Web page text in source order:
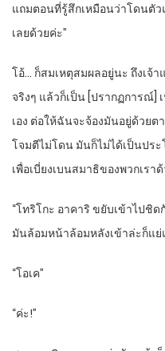
แถมตอนที่รู้สึกเหมือนว่าโดนตั
เลยด้วยค่ะ”
โอ้… ก็สมเหตุสมผลอยู่นะ ถึงเจ้
จริงๆ แล้วก็เป็น [ปรากฏการณ์
เอง ต่อให้ฉันจะจ้องมันอยู่ด้วย
โจมตีไม่โดน มันก็ไม่ได้เป็นปร
เพื่อเบี่ยงเบนสมาธิของพวกเรา
“โทริโกะ อาคาริ ขยับเข้าไปชิ
มันล้อมหน้าล้อมหลังเข้าล่ะก็แย่
“โอเค”
“ค่ะ!”